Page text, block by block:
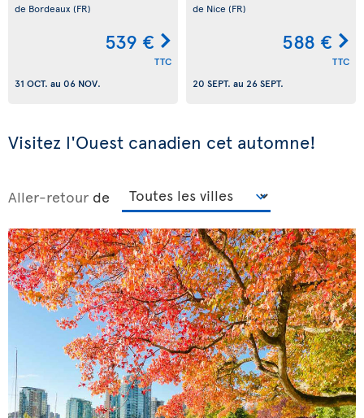
de Bordeaux (FR)
539 €
TTC
31 OCT. au 06 NOV.
de Nice (FR)
588 €
TTC
20 SEPT. au 26 SEPT.
Visitez l'Ouest canadien cet automne!
Aller-retour de